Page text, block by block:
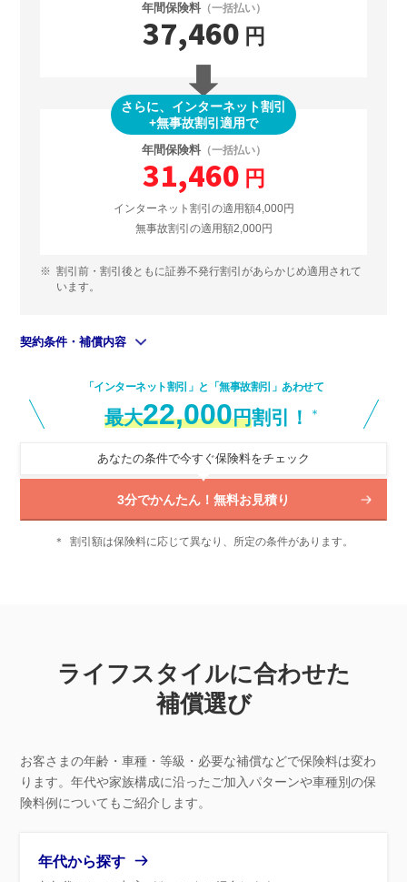
年間保険料（一括払い）
37,460 円
さらに、インターネット割引
+無事故割引適用で
年間保険料（一括払い）
31,460 円
インターネット割引の適用額4,000円
無事故割引の適用額2,000円
※ 割引前・割引後ともに証券不発行割引があらかじめ適用されて
います。
契約条件・補償内容
「インターネット割引」と「無事故割引」あわせて
最大22,000円割引！ ＊
3分でかんたん！無料お見積り
あなたの条件で今すぐ保険料をチェック
＊ 割引額は保険料に応じて異なり、所定の条件があります。
ライフスタイルに合わせた
補償選び
お客さまの年齢・車種・等級・必要な補償などで保険料は変わ
ります。 年代や家族構成に沿ったご加入パターンや車種別の保
険料例についてもご紹介します。
年代から探す